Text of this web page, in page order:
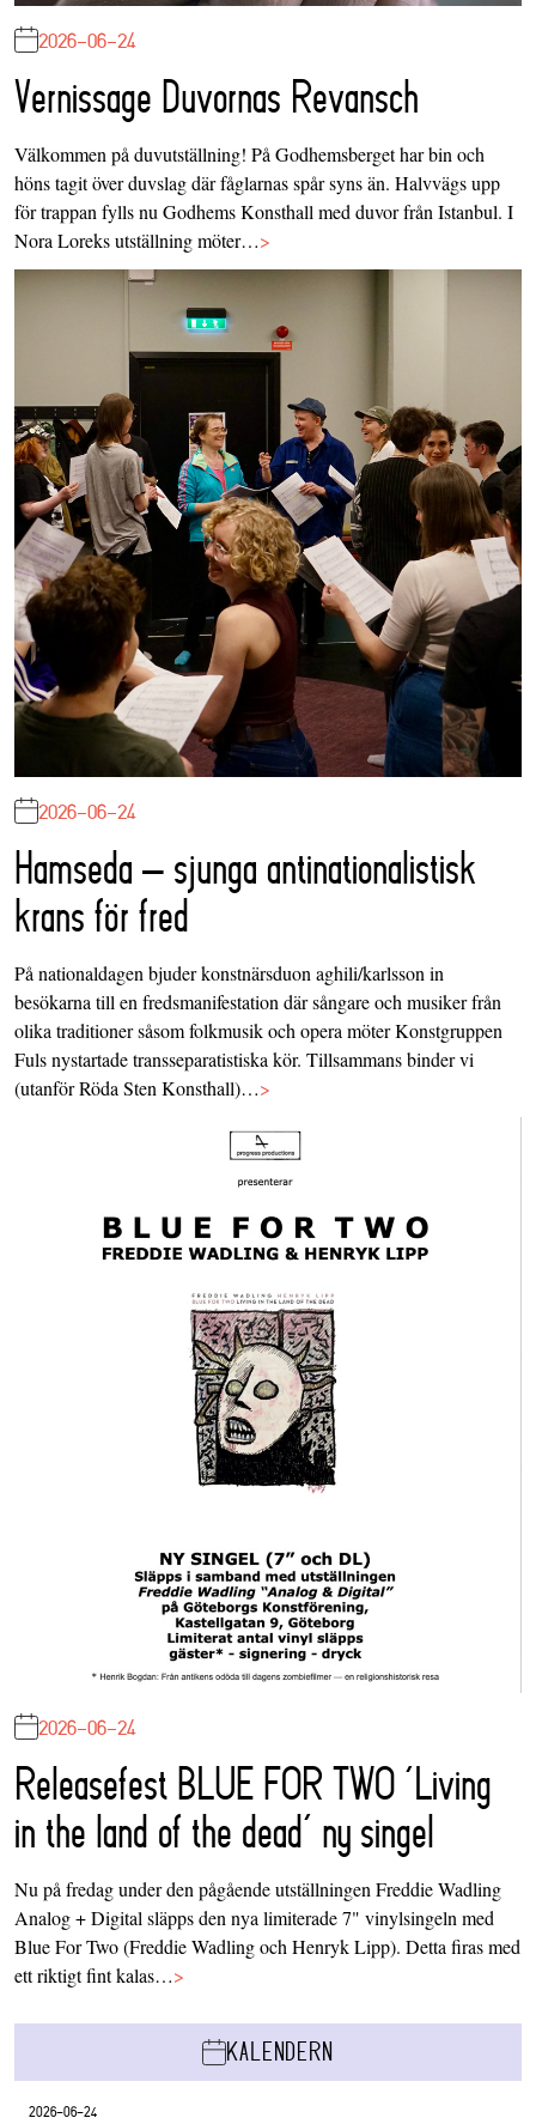
2026-06-24
Vernissage Duvornas Revansch
Välkommen på duvutställning! På Godhemsberget har bin och
höns tagit över duvslag där fåglarnas spår syns än. Halvvägs upp
för trappan fylls nu Godhems Konsthall med duvor från Istanbul. I
Nora Loreks utställning möter…>
2026-06-24
Hamseda – sjunga antinationalistisk
krans för fred
På nationaldagen bjuder konstnärsduon aghili/karlsson in
besökarna till en fredsmanifestation där sångare och musiker från
olika traditioner såsom folkmusik och opera möter Konstgruppen
Fuls nystartade transseparatistiska kör. Tillsammans binder vi
(utanför Röda Sten Konsthall)…>
2026-06-24
Releasefest BLUE FOR TWO ‘Living
in the land of the dead’ ny singel
Nu på fredag under den pågående utställningen Freddie Wadling
Analog + Digital släpps den nya limiterade 7" vinylsingeln med
Blue For Two (Freddie Wadling och Henryk Lipp). Detta firas med
ett riktigt fint kalas…>
KALENDERN
2026-06-24